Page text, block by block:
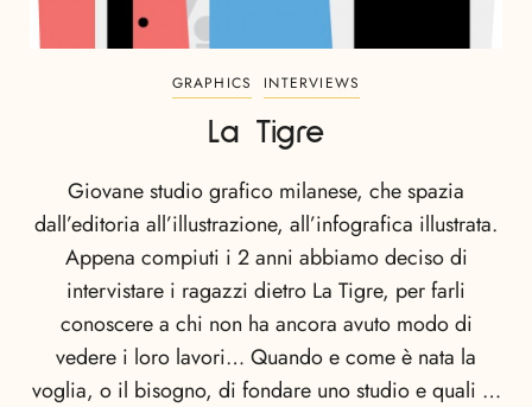
GRAPHICS INTERVIEWS
La Tigre
Giovane studio grafico milanese, che spazia
dall’editoria all’illustrazione, all’infografica illustrata.
Appena compiuti i 2 anni abbiamo deciso di
intervistare i ragazzi dietro La Tigre, per farli
conoscere a chi non ha ancora avuto modo di
vedere i loro lavori… Quando e come è nata la
voglia, o il bisogno, di fondare uno studio e quali …